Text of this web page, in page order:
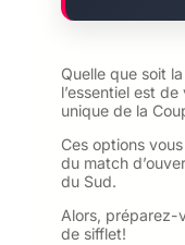
Quelle que soit
l’essentiel est
unique de la
Ces options
du match
du Sud.
Alors, préparez-
de sifflet!